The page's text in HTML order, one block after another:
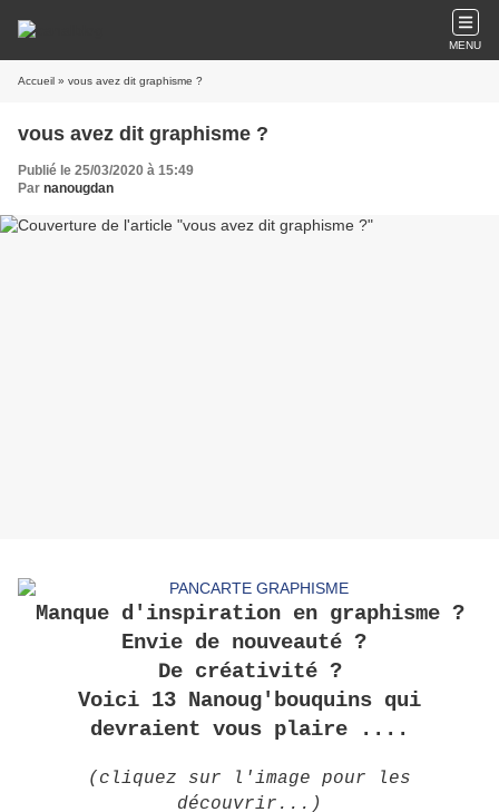
MENU
Accueil » vous avez dit graphisme ?
vous avez dit graphisme ?
Publié le 25/03/2020 à 15:49
Par nanougdan
Manque d'inspiration en graphisme ?
Envie de nouveauté ?
De créativité ?
Voici 13 Nanoug'bouquins qui
devraient vous plaire ....
(cliquez sur l'image pour les
découvrir...)